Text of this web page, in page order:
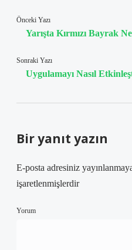
Önceki Yazı
Yarışta Kırmızı Bayrak
Sonraki Yazı
Uygulamayı Nasıl
Bir yanıt yazın
E-posta adresiniz
işaretlenmişlerdir
Yorum